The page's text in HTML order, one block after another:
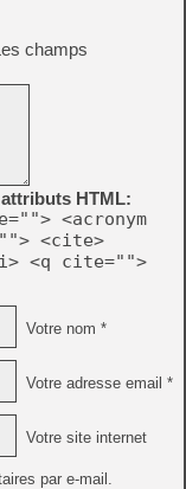
champs
HTML:
<acronym
<cite>
<q cite="">
Votre nom *
Votre adresse email *
Votre site internet
par e-mail.